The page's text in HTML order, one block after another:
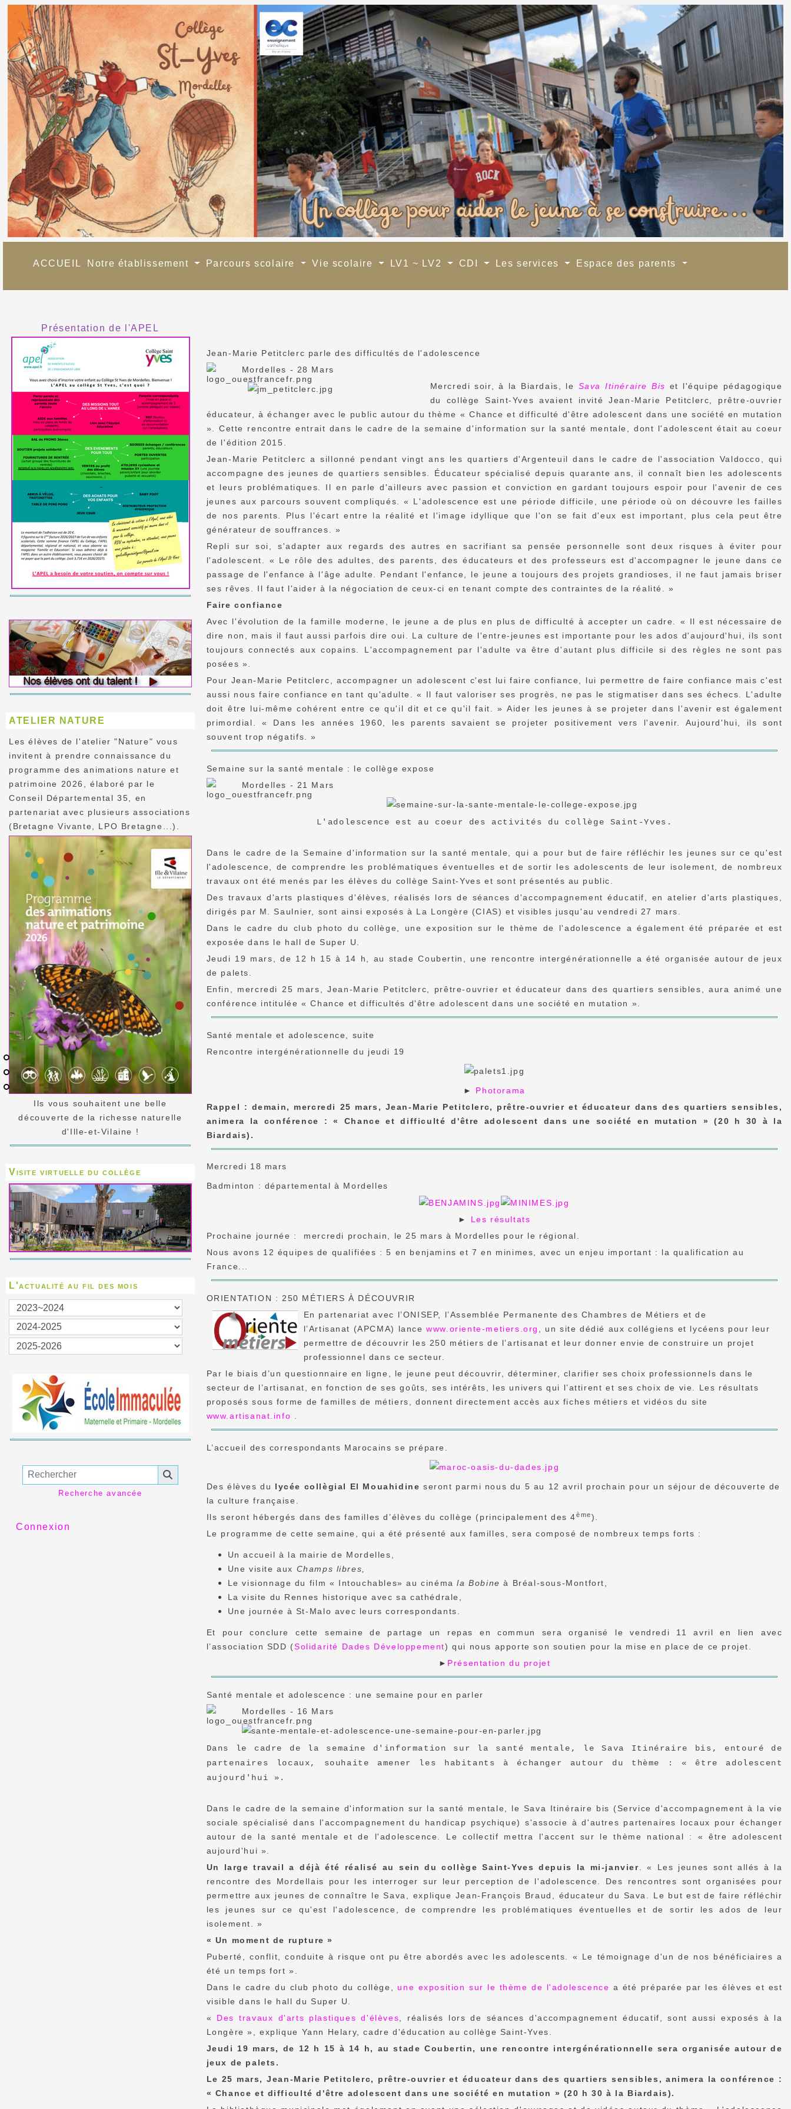
ACCUEIL Notre établissement Parcours scolaire Vie scolaire LV1 ~ LV2 CDI Les services Espace des parents
Présentation de l'APEL
ATELIER NATURE
Les élèves de l'atelier "Nature" vous
invitent à prendre connaissance du
programme des animations nature et
patrimoine 2026, élaboré par le
Conseil Départemental 35, en
partenariat avec plusieurs associations
(Bretagne Vivante, LPO Bretagne...).
Ils vous souhaitent une belle
découverte de la richesse naturelle
d'Ille-et-Vilaine !
Visite virtuelle du collège
L'actualité au fil des mois
Recherche avancée
Connexion
Jean-Marie Petitclerc parle des difficultés de l'adolescence
Mordelles - 28 Mars
Mercredi soir, à la Biardais, le Sava Itinéraire Bis et l'équipe pédagogique
du collège Saint-Yves avaient invité Jean-Marie Petitclerc, prêtre-ouvrier
éducateur, à échanger avec le public autour du thème « Chance et difficulté d'être adolescent dans une société en mutation
». Cette rencontre entrait dans le cadre de la semaine d'information sur la santé mentale, dont l'adolescent était au coeur
de l'édition 2015.
Jean-Marie Petitclerc a sillonné pendant vingt ans les quartiers d'Argenteuil dans le cadre de l'association Valdocco, qui
accompagne des jeunes de quartiers sensibles. Éducateur spécialisé depuis quarante ans, il connaît bien les adolescents
et leurs problématiques. Il en parle d'ailleurs avec passion et conviction en gardant toujours espoir pour l'avenir de ces
jeunes aux parcours souvent compliqués. « L'adolescence est une période difficile, une période où on découvre les failles
de nos parents. Plus l'écart entre la réalité et l'image idyllique que l'on se fait d'eux est important, plus cela peut être
générateur de souffrances. »
Repli sur soi, s'adapter aux regards des autres en sacrifiant sa pensée personnelle sont deux risques à éviter pour
l'adolescent. « Le rôle des adultes, des parents, des éducateurs et des professeurs est d'accompagner le jeune dans ce
passage de l'enfance à l'âge adulte. Pendant l'enfance, le jeune a toujours des projets grandioses, il ne faut jamais briser
ses rêves. Il faut l'aider à la négociation de ceux-ci en tenant compte des contraintes de la réalité. »
Faire confiance
Avec l'évolution de la famille moderne, le jeune a de plus en plus de difficulté à accepter un cadre. « Il est nécessaire de
dire non, mais il faut aussi parfois dire oui. La culture de l'entre-jeunes est importante pour les ados d'aujourd'hui, ils sont
toujours connectés aux copains. L'accompagnement par l'adulte va être d'autant plus difficile si des règles ne sont pas
posées ».
Pour Jean-Marie Petitclerc, accompagner un adolescent c'est lui faire confiance, lui permettre de faire confiance mais c'est
aussi nous faire confiance en tant qu'adulte. « Il faut valoriser ses progrès, ne pas le stigmatiser dans ses échecs. L'adulte
doit être lui-même cohérent entre ce qu'il dit et ce qu'il fait. » Aider les jeunes à se projeter dans l'avenir est également
primordial. « Dans les années 1960, les parents savaient se projeter positivement vers l'avenir. Aujourd'hui, ils sont
souvent trop négatifs. »
Semaine sur la santé mentale : le collège expose
Mordelles - 21 Mars
L'adolescence est au coeur des activités du collège Saint-Yves.
Dans le cadre de la Semaine d'information sur la santé mentale, qui a pour but de faire réfléchir les jeunes sur ce qu'est
l'adolescence, de comprendre les problématiques éventuelles et de sortir les adolescents de leur isolement, de nombreux
travaux ont été menés par les élèves du collège Saint-Yves et sont présentés au public.
Des travaux d'arts plastiques d'élèves, réalisés lors de séances d'accompagnement éducatif, en atelier d'arts plastiques,
dirigés par M. Saulnier, sont ainsi exposés à La Longère (CIAS) et visibles jusqu'au vendredi 27 mars.
Dans le cadre du club photo du collège, une exposition sur le thème de l'adolescence a également été préparée et est
exposée dans le hall de Super U.
Jeudi 19 mars, de 12 h 15 à 14 h, au stade Coubertin, une rencontre intergénérationnelle a été organisée autour de jeux
de palets.
Enfin, mercredi 25 mars, Jean-Marie Petitclerc, prêtre-ouvrier et éducateur dans des quartiers sensibles, aura animé une
conférence intitulée « Chance et difficultés d'être adolescent dans une société en mutation ».
Santé mentale et adolescence, suite
Rencontre intergénérationnelle du jeudi 19
► Photorama
Rappel : demain, mercredi 25 mars, Jean-Marie Petitclerc, prêtre-ouvrier et éducateur dans des quartiers sensibles,
animera la conférence : « Chance et difficulté d'être adolescent dans une société en mutation » (20 h 30 à la
Biardais).
Mercredi 18 mars
Badminton : départemental à Mordelles
► Les résultats
Prochaine journée : mercredi prochain, le 25 mars à Mordelles pour le régional.
Nous avons 12 équipes de qualifiées : 5 en benjamins et 7 en minimes, avec un enjeu important : la qualification au
France...
ORIENTATION : 250 MÉTIERS À DÉCOUVRIR
En partenariat avec l’ONISEP, l’Assemblée Permanente des Chambres de Métiers et de
l’Artisanat (APCMA) lancewww.oriente-metiers.org
, un site dédié aux collégiens et lycéens pour leur
permettre de découvrir les 250 métiers de l’artisanat et leur donner envie de construire un projet
professionnel dans ce secteur.
Par le biais d’un questionnaire en ligne, le jeune peut découvrir, déterminer, clarifier ses choix professionnels dans le
secteur de l’artisanat, en fonction de ses goûts, ses intérêts, les univers qui l’attirent et ses choix de vie. Les résultats
proposés sous forme de familles de métiers, donnent directement accès aux fiches métiers et vidéos du site
www.artisanat.info
L’accueil des correspondants Marocains se prépare.
Des élèves du lycée collègial El Mouahidine seront parmi nous du 5 au 12 avril prochain pour un séjour de découverte de
la culture française.
Ils seront hébergés dans des familles d’élèves du collège (principalement des 4ème).
Le programme de cette semaine, qui a été présenté aux familles, sera composé de nombreux temps forts :
Un accueil à la mairie de Mordelles,
Une visite aux Champs libres,
Le visionnage du film « Intouchables» au cinéma la Bobine à Bréal-sous-Montfort,
La visite du Rennes historique avec sa cathédrale,
Une journée à St-Malo avec leurs correspondants.
Et pour conclure cette semaine de partage un repas en commun sera organisé le vendredi 11 avril en lien avec
l’association SDD (Solidarité Dades Développement) qui nous apporte son soutien pour la mise en place de ce projet.
► Présentation du projet
Santé mentale et adolescence : une semaine pour en parler
Mordelles - 16 Mars
Dans le cadre de la semaine d'information sur la santé mentale, le Sava Itinéraire bis, entouré de
partenaires locaux, souhaite amener les habitants à échanger autour du thème : « être adolescent
aujourd'hui ».
Dans le cadre de la semaine d'information sur la santé mentale, le Sava Itinéraire bis (Service d'accompagnement à la vie
sociale spécialisé dans l'accompagnement du handicap psychique) s'associe à d'autres partenaires locaux pour échanger
autour de la santé mentale et de l'adolescence. Le collectif mettra l'accent sur le thème national : « être adolescent
aujourd'hui ».
Un large travail a déjà été réalisé au sein du collège Saint-Yves depuis la mi-janvier . « Les jeunes sont allés à la
rencontre des Mordellais pour les interroger sur leur perception de l'adolescence. Des rencontres sont organisées pour
permettre aux jeunes de connaître le Sava, explique Jean-François Braud, éducateur du Sava. Le but est de faire réfléchir
les jeunes sur ce qu'est l'adolescence, de comprendre les problématiques éventuelles et de sortir les ados de leur
isolement. »
« Un moment de rupture »
Puberté, conflit, conduite à risque ont pu être abordés avec les adolescents. « Le témoignage d'un de nos bénéficiaires a
été un temps fort ».
Dans le cadre du club photo du collège, une exposition sur le thème de l'adolescence a été préparée par les élèves et est
visible dans le hall du Super U.
« Des travaux d'arts plastiques d'élèves , réalisés lors de séances d'accompagnement éducatif, sont aussi exposés à la
Longère », explique Yann Helary, cadre d'éducation au collège Saint-Yves.
Jeudi 19 mars, de 12 h 15 à 14 h, au stade Coubertin, une rencontre intergénérationnelle sera organisée autour de
jeux de palets.
Le 25 mars, Jean-Marie Petitclerc, prêtre-ouvrier et éducateur dans des quartiers sensibles, animera la conférence :
« Chance et difficulté d'être adolescent dans une société en mutation » (20 h 30 à la Biardais).